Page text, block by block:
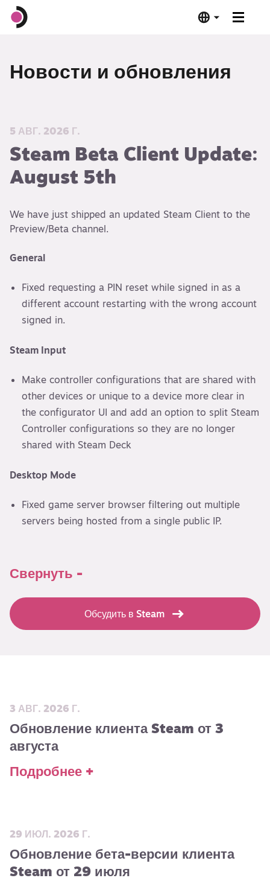
ПО
Характеристики
Новости и обновления
5 АВГ. 2026 Г.
Steam Beta Client Update:
August 5th
We have just shipped an updated Steam Client to the
Preview/Beta channel.
General
Fixed requesting a PIN reset while signed in as a
different account restarting with the wrong account
signed in.
Steam Input
Make controller configurations that are shared with
other devices or unique to a device more clear in
the configurator UI and add an option to split Steam
Controller configurations so they are no longer
shared with Steam Deck
Desktop Mode
Fixed game server browser filtering out multiple
servers being hosted from a single public IP.
Свернуть -
Обсудить в Steam
3 АВГ. 2026 Г.
Обновление клиента Steam от 3
августа
Подробнее +
29 ИЮЛ. 2026 Г.
Обновление бета-версии клиента
Steam от 29 июля